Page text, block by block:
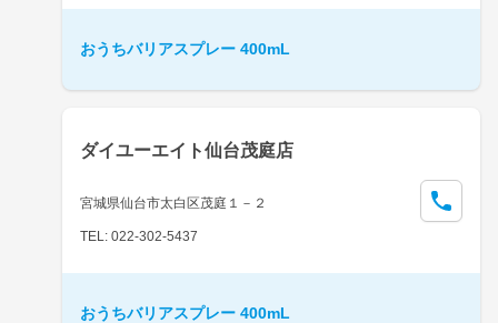
おうちバリアスプレー 400mL
ダイユーエイト仙台茂庭店
宮城県仙台市太白区茂庭１－２
TEL: 022-302-5437
おうちバリアスプレー 400mL